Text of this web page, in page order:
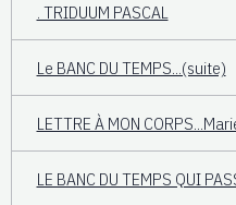
. TRIDUUM PASCAL
Le BANC DU TEMPS...(suite)
LETTRE À MON
LE BANC DU TEMPS QUI